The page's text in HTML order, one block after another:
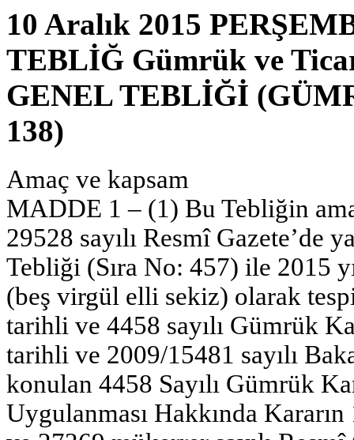
10 Aralık 2015
TEBLİĞ Gümrük ve
GENEL TEBLİĞİ
138)
Amaç ve kapsam
MADDE 1 – (1) Bu Tebliğin
29528 sayılı Resmî Gazete’de
Tebliği (Sıra No: 457) ile 2015
(beş virgül elli sekiz) olarak
tarihli ve 4458 sayılı Gümrük
tarihli ve 2009/15481 sayılı
konulan 4458 Sayılı Gümrük
Uygulanması Hakkında